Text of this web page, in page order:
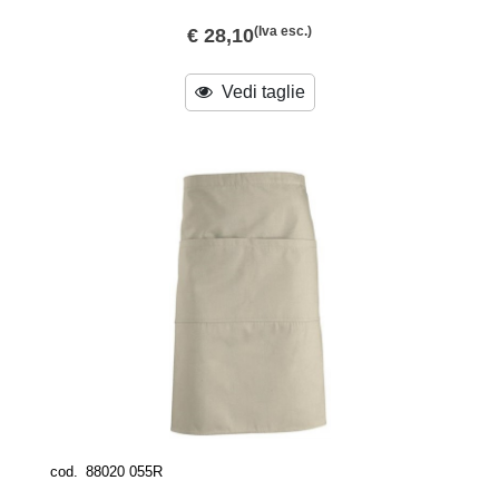
€ 28,10(Iva esc.)
Vedi taglie
cod. 88020 055R